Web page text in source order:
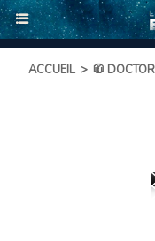
ACCUEIL > 🧥